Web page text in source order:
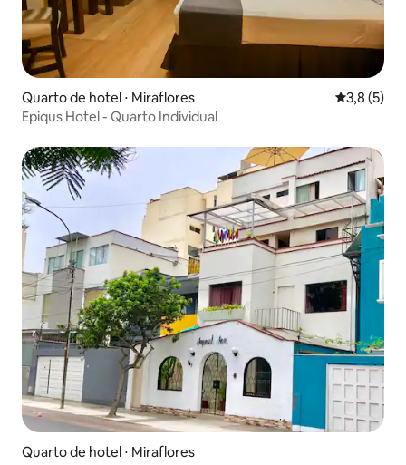
Quarto de hotel ⋅ Miraflores 3,8 de
3,8 (5)
Epiqus Hotel - Quarto Individual
Quarto de hotel ⋅ Miraflores